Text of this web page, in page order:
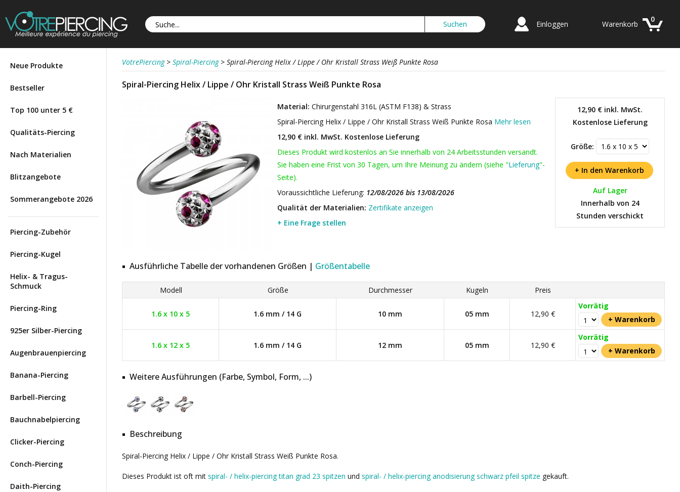
Einloggen
0
Warenkorb
Neue Produkte
Bestseller
Top 100 unter 5 €
Qualitäts-Piercing
Nach Materialien
Blitzangebote
Sommerangebote 2026
Piercing-Zubehör
Piercing-Kugel
Helix- & Tragus-
Schmuck
Piercing-Ring
925er Silber-Piercing
Augenbrauenpiercing
Banana-Piercing
Barbell-Piercing
Bauchnabelpiercing
Clicker-Piercing
Conch-Piercing
Daith-Piercing
VotrePiercing > Spiral-Piercing > Spiral-Piercing Helix / Lippe / Ohr Kristall Strass Weiß Punkte Rosa
Spiral-Piercing Helix / Lippe / Ohr Kristall Strass Weiß Punkte Rosa
12,90 € inkl. MwSt.
Kostenlose Lieferung
Größe:
Auf Lager
Innerhalb von 24
Stunden verschickt
Material: Chirurgenstahl 316L (ASTM F138) & Strass
Spiral-Piercing Helix / Lippe / Ohr Kristall Strass Weiß Punkte Rosa Mehr lesen
12,90 € inkl. MwSt. Kostenlose Lieferung
Dieses Produkt wird kostenlos an Sie innerhalb von 24 Arbeitsstunden versandt.
Sie haben eine Frist von 30 Tagen, um Ihre Meinung zu ändern (siehe "Lieferung"-
Seite).
Voraussichtliche Lieferung: 12/08/2026 bis 13/08/2026
Qualität der Materialien: Zertifikate anzeigen
+ Eine Frage stellen
Ausführliche Tabelle der vorhandenen Größen | Größentabelle
Modell Größe Durchmesser Kugeln Preis
1.6 x 10 x 5 1.6 mm / 14 G 10 mm 05 mm 12,90 €
Vorrätig
1.6 x 12 x 5 1.6 mm / 14 G 12 mm 05 mm 12,90 €
Vorrätig
Weitere Ausführungen (Farbe, Symbol, Form, ...)
Beschreibung
Spiral-Piercing Helix / Lippe / Ohr Kristall Strass Weiß Punkte Rosa.
Dieses Produkt ist oft mit spiral- / helix-piercing titan grad 23 spitzen und spiral- / helix-piercing anodisierung schwarz pfeil spitze gekauft.